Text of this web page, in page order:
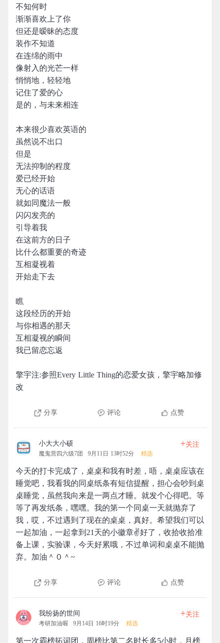
不知何时
渐渐喜欢上了你
但还是暧昧的态度
装作不知道
在连绵的雨中
像射入的光芒一样
悄悄地，轻轻地
记住了爱的心
是的，与未来相连
本来很少喜欢英语的
虽然说不出口
但是
无法抑制的程度
爱已经开始
无心的话语
就如同魔法一般
闪闪发亮的
引导着我
在这前方的日子
比什么都重要的奇迹
互相凝视着
开始走下去
瞧
这段经历的开始
与你相遇的那天
互相凝视的瞬间
我已留恋忘返
擎宇注:参照Every Little Thing的恋爱女孩，擎宇略加修
改
分享 评论 点赞
小大大小硕
魔鬼营四六级7团 9月11日 13时52分 精选
+关注
今天的打卡完成了，桌桌和我有时差，唔，桌桌应该在
睡觉吧，我看我的同桌纸条有短信提醒，担心会吵到桌
桌睡觉，虽然我向来是一两点才睡。就发个心得吧。等
等了再发纸条，嘿嘿。我的第一个同桌一天就抛弃了
我，哎，不过遇到了现在的桌桌，真好。希望我们可以
一起加油，一起拿到21天的小徽章✌好了，收拾收拾准
备上课，实验课，今天好累哦，不过单词和桌桌不能抛
弃。加油＾０＾~
分享 评论 点赞
我纷扬的世间
考研加油喔 9月14日 16时19分 精选
+关注
第一次霸榜拓词团，周榜比第二名时长多5小时，月榜